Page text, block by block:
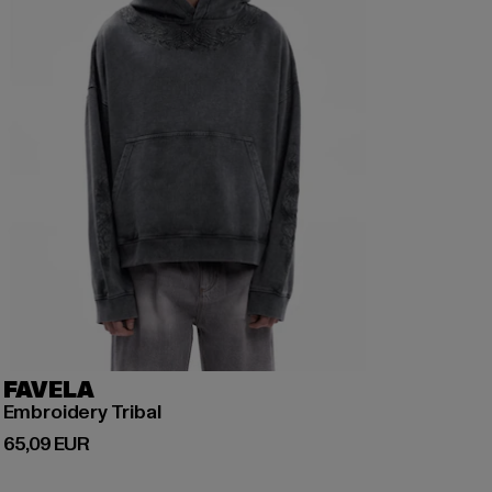
FAVELA
Embroidery Tribal
65,09 EUR
Ajankohtainen hinta: 65,09 EUR